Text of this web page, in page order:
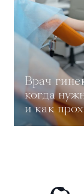
Врач
когда
и как